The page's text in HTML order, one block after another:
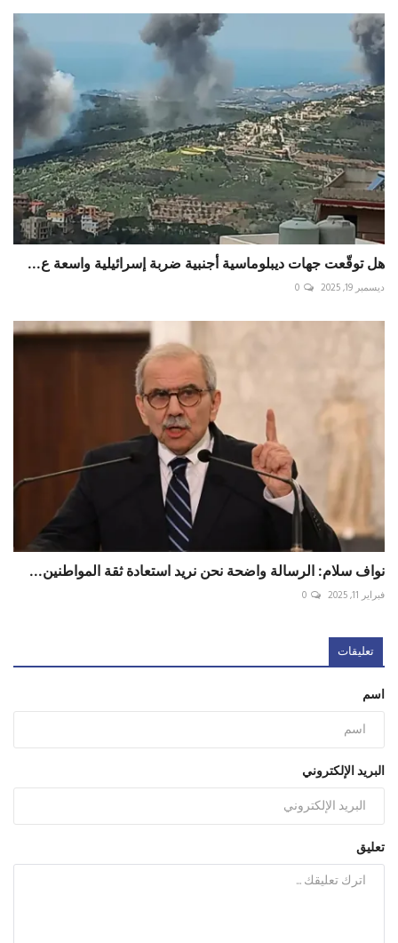
هل توقّعت جهات ديبلوماسية أجنبية ضربة إسرائيلية واسعة ع...
ديسمبر 19, 2025 0
نواف سلام: الرسالة واضحة نحن نريد استعادة ثقة المواطنين...
فبراير 11, 2025 0
تعليقات
اسم
البريد الإلكتروني
تعليق